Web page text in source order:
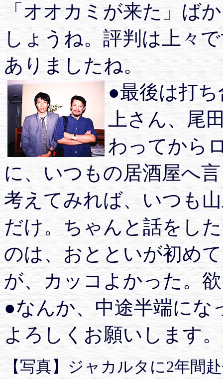
「オオカミが来た」ば
しょうね。評判は上々
ありましたね。
●最後は打
上さん、尾
わってから
に、いつもの居酒屋へ
考えてみれば、いつも
だけ。ちゃんと話をし
のは、おとといが初め
が、カッコよかった。
●なんか、中途半端にな
よろしくお願いします。
【写真】ジャカルタに2年間